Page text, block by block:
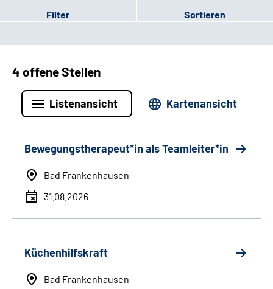
Filter Sortieren
4 offene Stellen
Listenansicht Kartenansicht
Bewegungstherapeut*in als Teamleiter*in
Bad Frankenhausen
31.08.2026
Küchenhilfskraft
Bad Frankenhausen